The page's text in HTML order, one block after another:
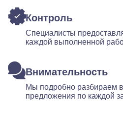
Контроль
Специалисты
каждой выполненной
Внимательность
Мы подробно разбираем
предложения по каждой